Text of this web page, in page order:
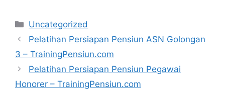
Categories
Uncategorized
Pelatihan Persiapan Pensiun ASN Golongan
3 – TrainingPensiun.com
Pelatihan Persiapan Pensiun Pegawai
Honorer – TrainingPensiun.com